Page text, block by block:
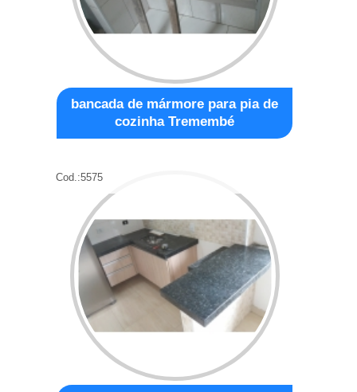
bancada de mármore para pia de
cozinha Tremembé
Cod.:5575